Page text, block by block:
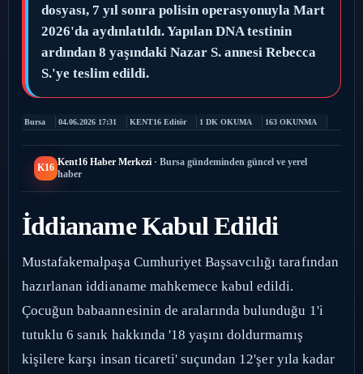
dosyası, 7 yıl sonra polisin operasyonuyla Mart
2026'da aydınlatıldı. Yapılan DNA testinin
ardından 8 yaşındaki Nazar S. annesi Rebecca
S.'ye teslim edildi.
Bursa 04.06.2026 17:31 KENT16 Editör 1 DK OKUMA 163 OKUNMA
K16
Kent16 Haber Merkezi · Bursa gündeminden güncel ve yerel
haber
İddianame Kabul Edildi
Mustafakemalpaşa Cumhuriyet Başsavcılığı tarafından
hazırlanan iddianame mahkemece kabul edildi.
Çocuğun babaannesinin de aralarında bulunduğu 1'i
tutuklu 6 sanık hakkında '18 yaşını doldurmamış
kişilere karşı insan ticareti' suçundan 12'şer yıla kadar